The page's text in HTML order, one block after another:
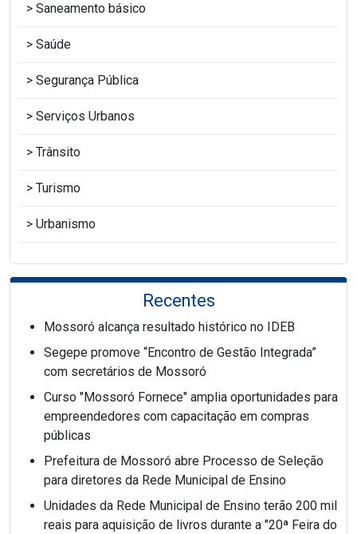
Saneamento básico
Saúde
Segurança Pública
Serviços Urbanos
Trânsito
Turismo
Urbanismo
Recentes
Mossoró alcança resultado histórico no IDEB
Segepe promove “Encontro de Gestão Integrada”
com secretários de Mossoró
Curso "Mossoró Fornece" amplia oportunidades para
empreendedores com capacitação em compras
públicas
Prefeitura de Mossoró abre Processo de Seleção
para diretores da Rede Municipal de Ensino
Unidades da Rede Municipal de Ensino terão 200 mil
reais para aquisição de livros durante a "20ª Feira do